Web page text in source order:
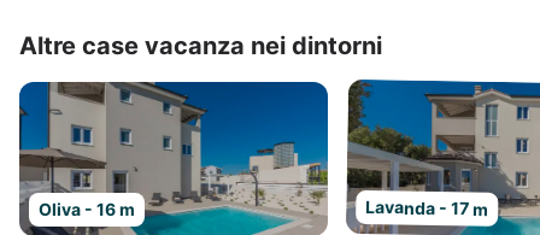
Altre case vacanza nei dintorni
Oliva - 16 m Lavanda - 17 m